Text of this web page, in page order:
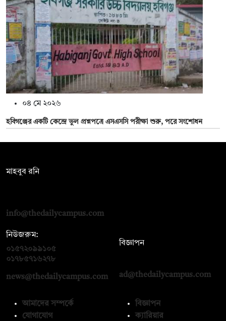
০৪ মে ২০২৬
হবিগঞ্জের একটি কেন্দ্রে ভুল প্রশ্নপত্রে এসএসসি পরীক্ষা শুরু, পরে সংশোধন
মাহবুব রনি
info@thedailycampus.com
নিউজরুম:
০১৫৭২০৯৯১০৫
০১৭৮৫৭১৬২৭৮
news@thedailycampus.com
বিজ্ঞাপন
ad@thedailycampus.com
আমাদের সম্পর্কে
যোগাযোগ
বিজ্ঞাপন
ক্যারিয়ার